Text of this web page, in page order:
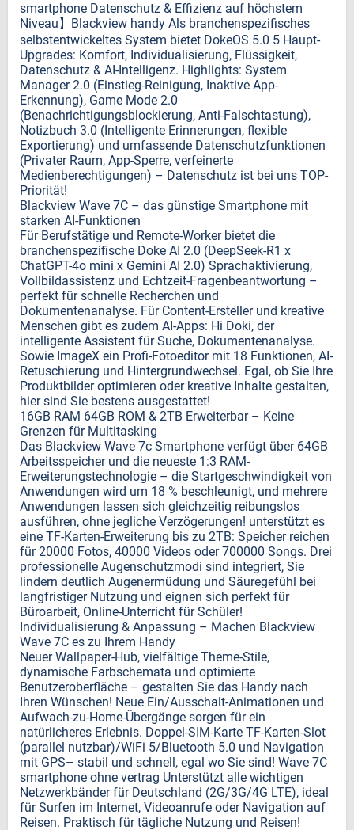
smartphone Datenschutz & Effizienz auf höchstem
Niveau】Blackview handy Als branchenspezifisches
selbstentwickeltes System bietet DokeOS 5.0 5 Haupt-
Upgrades: Komfort, Individualisierung, Flüssigkeit,
Datenschutz & AI-Intelligenz. Highlights: System
Manager 2.0 (Einstieg-Reinigung, Inaktive App-
Erkennung), Game Mode 2.0
(Benachrichtigungsblockierung, Anti-Falschtastung),
Notizbuch 3.0 (Intelligente Erinnerungen, flexible
Exportierung) und umfassende Datenschutzfunktionen
(Privater Raum, App-Sperre, verfeinerte
Medienberechtigungen) – Datenschutz ist bei uns TOP-
Priorität!
Blackview Wave 7C – das günstige Smartphone mit
starken AI-Funktionen
Für Berufstätige und Remote-Worker bietet die
branchenspezifische Doke AI 2.0 (DeepSeek-R1 x
ChatGPT-4o mini x Gemini AI 2.0) Sprachaktivierung,
Vollbildassistenz und Echtzeit-Fragenbeantwortung –
perfekt für schnelle Recherchen und
Dokumentenanalyse. Für Content-Ersteller und kreative
Menschen gibt es zudem AI-Apps: Hi Doki, der
intelligente Assistent für Suche, Dokumentenanalyse.
Sowie ImageX ein Profi-Fotoeditor mit 18 Funktionen, AI-
Retuschierung und Hintergrundwechsel. Egal, ob Sie Ihre
Produktbilder optimieren oder kreative Inhalte gestalten,
hier sind Sie bestens ausgestattet!
16GB RAM 64GB ROM & 2TB Erweiterbar – Keine
Grenzen für Multitasking
Das Blackview Wave 7c Smartphone verfügt über 64GB
Arbeitsspeicher und die neueste 1:3 RAM-
Erweiterungstechnologie – die Startgeschwindigkeit von
Anwendungen wird um 18 % beschleunigt, und mehrere
Anwendungen lassen sich gleichzeitig reibungslos
ausführen, ohne jegliche Verzögerungen! unterstützt es
eine TF-Karten-Erweiterung bis zu 2TB: Speicher reichen
für 20000 Fotos, 40000 Videos oder 700000 Songs. Drei
professionelle Augenschutzmodi sind integriert, Sie
lindern deutlich Augenermüdung und Säuregefühl bei
langfristiger Nutzung und eignen sich perfekt für
Büroarbeit, Online-Unterricht für Schüler!
Individualisierung & Anpassung – Machen Blackview
Wave 7C es zu Ihrem Handy
Neuer Wallpaper-Hub, vielfältige Theme-Stile,
dynamische Farbschemata und optimierte
Benutzeroberfläche – gestalten Sie das Handy nach
Ihren Wünschen! Neue Ein/Ausschalt-Animationen und
Aufwach-zu-Home-Übergänge sorgen für ein
natürlicheres Erlebnis. Doppel-SIM-Karte TF-Karten-Slot
(parallel nutzbar)/WiFi 5/Bluetooth 5.0 und Navigation
mit GPS– stabil und schnell, egal wo Sie sind! Wave 7C
smartphone ohne vertrag Unterstützt alle wichtigen
Netzwerkbänder für Deutschland (2G/3G/4G LTE), ideal
für Surfen im Internet, Videoanrufe oder Navigation auf
Reisen. Praktisch für tägliche Nutzung und Reisen!